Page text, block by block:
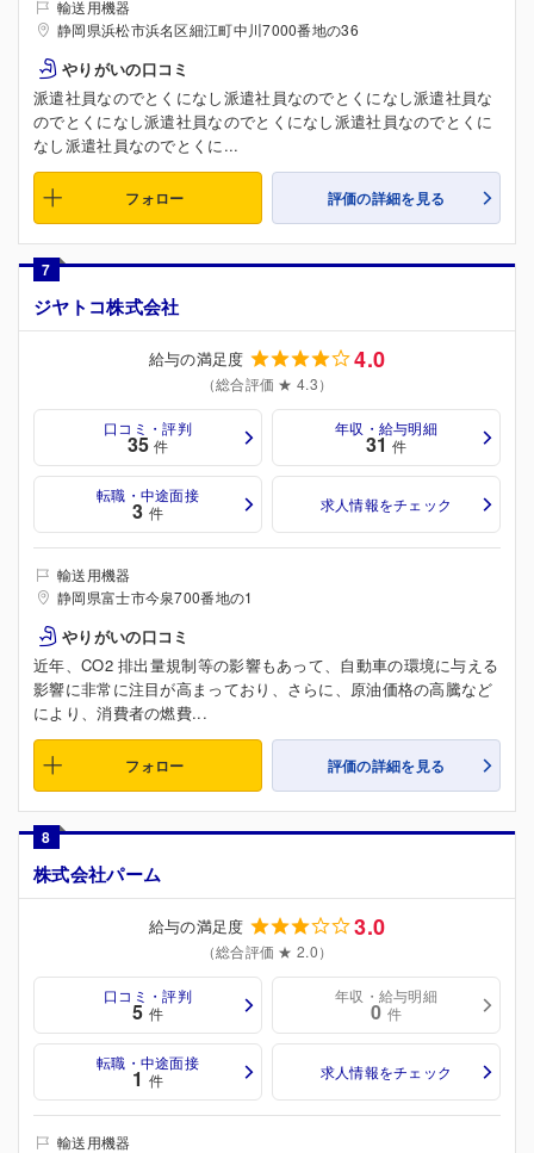
輸送用機器
静岡県浜松市浜名区細江町中川7000番地の36
やりがいの口コミ
派遣社員なのでとくになし派遣社員なのでとくになし派遣社員な
のでとくになし派遣社員なのでとくになし派遣社員なのでとくに
なし派遣社員なのでとくに...
フォロー 評価の詳細を見る
7
ジヤトコ株式会社
給与の満足度 4.0
（総合評価 ★ 4.3）
口コミ・評判
35 件
年収・給与明細
31 件
転職・中途面接
3 件 求人情報をチェック
輸送用機器
静岡県富士市今泉700番地の1
やりがいの口コミ
近年、CO2 排出量規制等の影響もあって、自動車の環境に与える
影響に非常に注目が高まっており、さらに、原油価格の高騰など
により、消費者の燃費...
フォロー 評価の詳細を見る
8
株式会社パーム
給与の満足度 3.0
（総合評価 ★ 2.0）
口コミ・評判
5 件
年収・給与明細
0 件
転職・中途面接
1 件 求人情報をチェック
輸送用機器